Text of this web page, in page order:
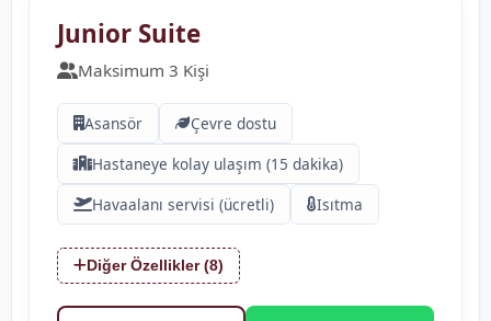
Junior Suite
Maksimum 3 Kişi
Asansör
Çevre dostu
Hastaneye kolay ulaşım (15 dakika)
Havaalanı servisi (ücretli)
Isıtma
Diğer Özellikler (8)